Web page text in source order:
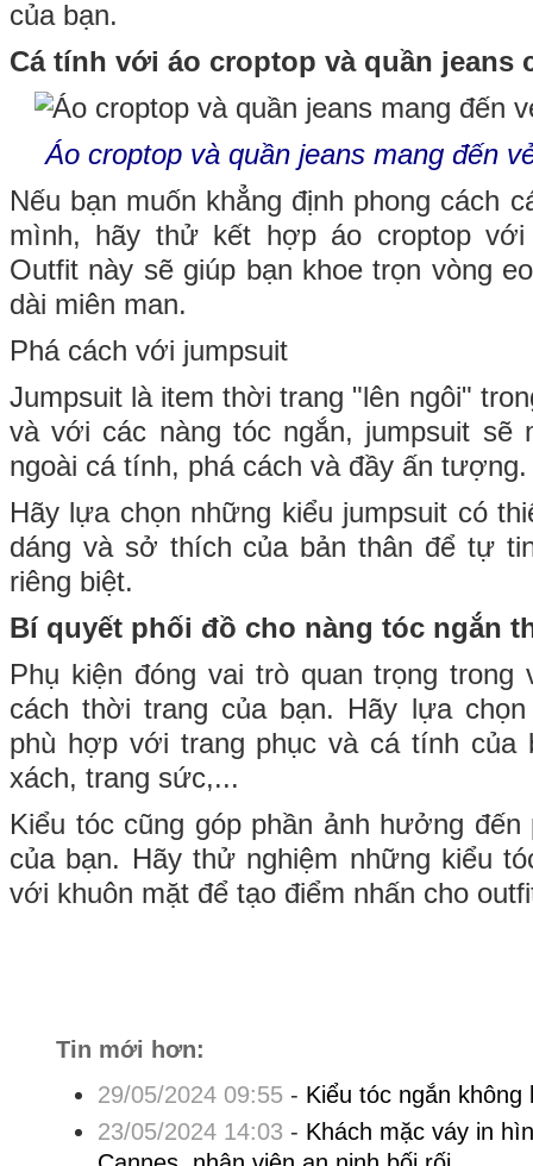
của bạn.
Cá tính với áo croptop và quần jeans
Áo croptop và quần jeans mang đến
Nếu bạn muốn khẳng định phong cách
mình, hãy thử kết hợp áo croptop với
Outfit này sẽ giúp bạn khoe trọn vòng
dài miên man.
Phá cách với jumpsuit
Jumpsuit là item thời trang "lên ngôi"
và với các nàng tóc ngắn, jumpsuit sẽ
ngoài cá tính, phá cách và đầy ấn tượng.
Hãy lựa chọn những kiểu jumpsuit có
dáng và sở thích của bản thân để tự
riêng biệt.
Bí quyết phối đồ cho nàng tóc ngắn
Phụ kiện đóng vai trò quan trọng trong
cách thời trang của bạn. Hãy lựa
phù hợp với trang phục và cá tính của
xách, trang sức,...
Kiểu tóc cũng góp phần ảnh hưởng
của bạn. Hãy thử nghiệm những kiểu
với khuôn mặt để tạo điểm nhấn cho
Tin mới hơn:
29/05/2024 09:55- Kiểu tóc ngắn không
23/05/2024 14:03 - Khách mặc váy in